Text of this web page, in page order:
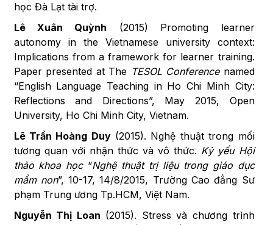
học Đà Lạt tài trợ.
Lê Xuân Quỳnh (2015) Promoting learner
autonomy in the Vietnamese university context:
Implications from a framework for learner training.
Paper presented at The TESOL Conferencenamed
“English Language Teaching in Ho Chi Minh City:
Reflections and Directions”, May 2015, Open
University, Ho Chi Minh City, Vietnam.
Lê Trần Hoàng Duy(2015). Nghệ thuật trong mối
tương quan với nhận thức và vô thức. Kỷ yếu Hội
thảo khoa học“Nghệ thuật trị liệu trong giáo dục
mầm non”, 10-17, 14/8/2015, Trường Cao đẳng Sư
phạm Trung ương Tp.HCM, Việt Nam.
Nguyễn Thị Loan (2015). Stress và chương trình